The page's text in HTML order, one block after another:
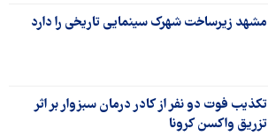
مشهد زیرساخت شهرک سینمایی تاریخی را دارد
تکذیب فوت دو نفر از کادر درمان سبزوار بر اثر
تزریق واکسن کرونا